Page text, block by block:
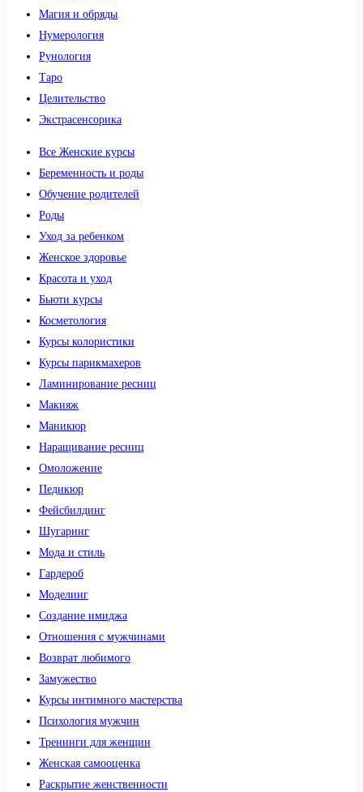
Магия и обряды
Нумерология
Рунология
Таро
Целительство
Экстрасенсорика
Все Женские курсы
Беременность и роды
Обучение родителей
Роды
Уход за ребенком
Женское здоровье
Красота и уход
Бьюти курсы
Косметология
Курсы колористики
Курсы парикмахеров
Ламинирование ресниц
Макияж
Маникюр
Наращивание ресниц
Омоложение
Педикюр
Фейсбилдинг
Шугаринг
Мода и стиль
Гардероб
Моделинг
Создание имиджа
Отношения с мужчинами
Возврат любимого
Замужество
Курсы интимного мастерства
Психология мужчин
Тренинги для женщин
Женская самооценка
Раскрытие женственности